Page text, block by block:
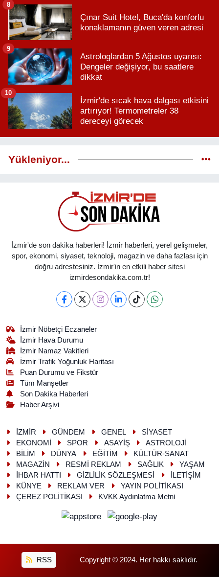
Çınar Suit Hotel, Buca'da konforlu
konaklamanın güven veren adresi
8
Astrologlardan 5 Ağustos uyarısı:
Dengeler değişiyor, bu saatlere
dikkat
9
İzmir'de sıcak hava dalgası etkisini
artırıyor! Termometreler 38
dereceyi görecek
10
Yükleniyor...
İzmir'de son dakika haberleri! İzmir haberleri, yerel gelişmeler,
spor, ekonomi, siyaset, teknoloji, magazin ve daha fazlası için
doğru adrestesiniz. İzmir'in en etkili haber sitesi
izmirdesondakika.com.tr!
İzmir Nöbetçi Eczaneler
İzmir Hava Durumu
İzmir Namaz Vakitleri
İzmir Trafik Yoğunluk Haritası
Puan Durumu ve Fikstür
Tüm Manşetler
Son Dakika Haberleri
Haber Arşivi
İZMİR GÜNDEM GENEL
SİYASET
EKONOMİ
SPOR ASAYİŞ
ASTROLOJİ
BİLİM
DÜNYA EĞİTİM
KÜLTÜR-SANAT
MAGAZİN
RESMİ REKLAM SAĞLIK
YAŞAM
İHBAR HATTI
GİZLİLİK SÖZLEŞMESİ
İLETİŞİM
KÜNYE
REKLAM VER
YAYIN POLİTİKASI
ÇEREZ POLİTİKASI
KVKK Aydınlatma Metni
RSS Copyright © 2024. Her hakkı saklıdır.